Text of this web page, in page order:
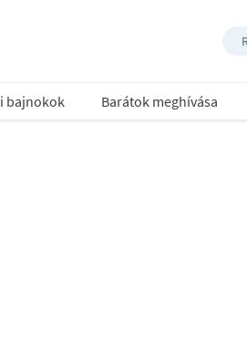
bajnokok Barátok meghívása